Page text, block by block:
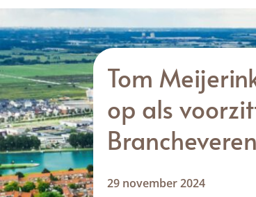
Tom
op als
29 november 2024